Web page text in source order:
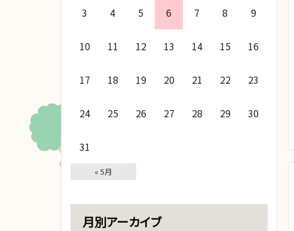
3 4 5 6 7 8 9
10 11 12 13 14 15 16
17 18 19 20 21 22 23
24 25 26 27 28 29 30
31
« 5月
月別アーカイブ